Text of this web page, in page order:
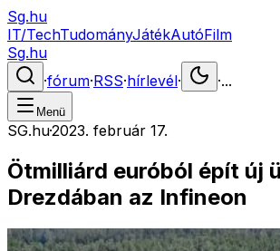
Sg.hu
IT/TechTudományJátékAutóFilm
Sg.hu
·fórum·RSS·hírlevél· ·...
Menü
SG.hu·2023. február 17.
Ötmilliárd euróból épít új
Drezdában az Infineon